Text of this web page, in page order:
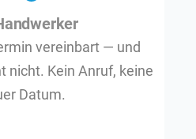
vereinbart — und
nicht. Kein Anruf, keine
Datum.